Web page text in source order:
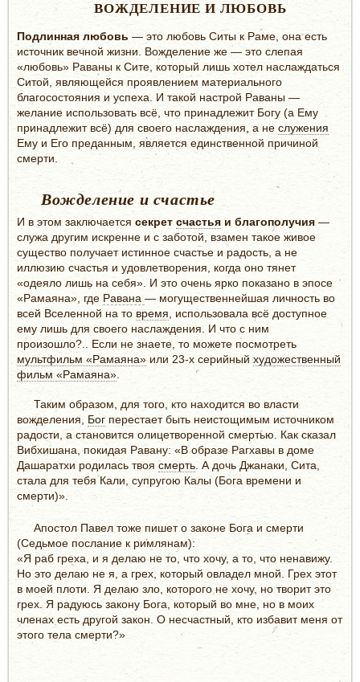
ВОЖДЕЛЕНИЕ И ЛЮБОВЬ
Подлинная любовь — это любовь Ситы к Раме, она есть
источник вечной жизни. Вожделение же — это слепая
«любовь» Раваны к Сите, который лишь хотел наслаждаться
Ситой, являющейся проявлением материального
благосостояния и успеха. И такой настрой Раваны —
желание использовать всё, что принадлежит Богу (а Ему
принадлежит всё) для своего наслаждения, а не служения
Ему и Его преданным, является единственной причиной
смерти.
Вожделение и счастье
И в этом заключается секрет счастья и благополучия —
служа другим искренне и с заботой, взамен такое живое
существо получает истинное счастье и радость, а не
иллюзию счастья и удовлетворения, когда оно тянет
«одеяло лишь на себя». И это очень ярко показано в эпосе
«Рамаяна», где Равана — могущественнейшая личность во
всей Вселенной на то время , использовала всё доступное
ему лишь для своего наслаждения. И что с ним
произошло?.. Если не знаете, то можете посмотреть
мультфильм «Рамаяна» или 23-х серийный художественный
фильм «Рамаяна»
Таким образом, для того, кто находится во власти
вожделения, Бог перестает быть неистощимым источником
радости, а становится олицетворенной смертью. Как сказал
Вибхишана, покидая Равану: «В образе Рагхавы в доме
Дашаратхи родилась твоя смерть . А дочь Джанаки, Сита,
стала для тебя Кали, супругою Калы (Бога времени и
смерти)».
Апостол Павел тоже пишет о законе Бога и смерти
(Седьмое послание к римлянам):
«Я раб греха, и я делаю не то, что хочу, а то, что ненавижу.
Но это делаю не я, а грех, который овладел мной. Грех этот
в моей плоти. Я делаю зло, которого не хочу, но творит это
грех. Я радуюсь закону Бога, который во мне, но в моих
членах есть другой закон. О несчастный, кто избавит меня от
этого тела смерти?»